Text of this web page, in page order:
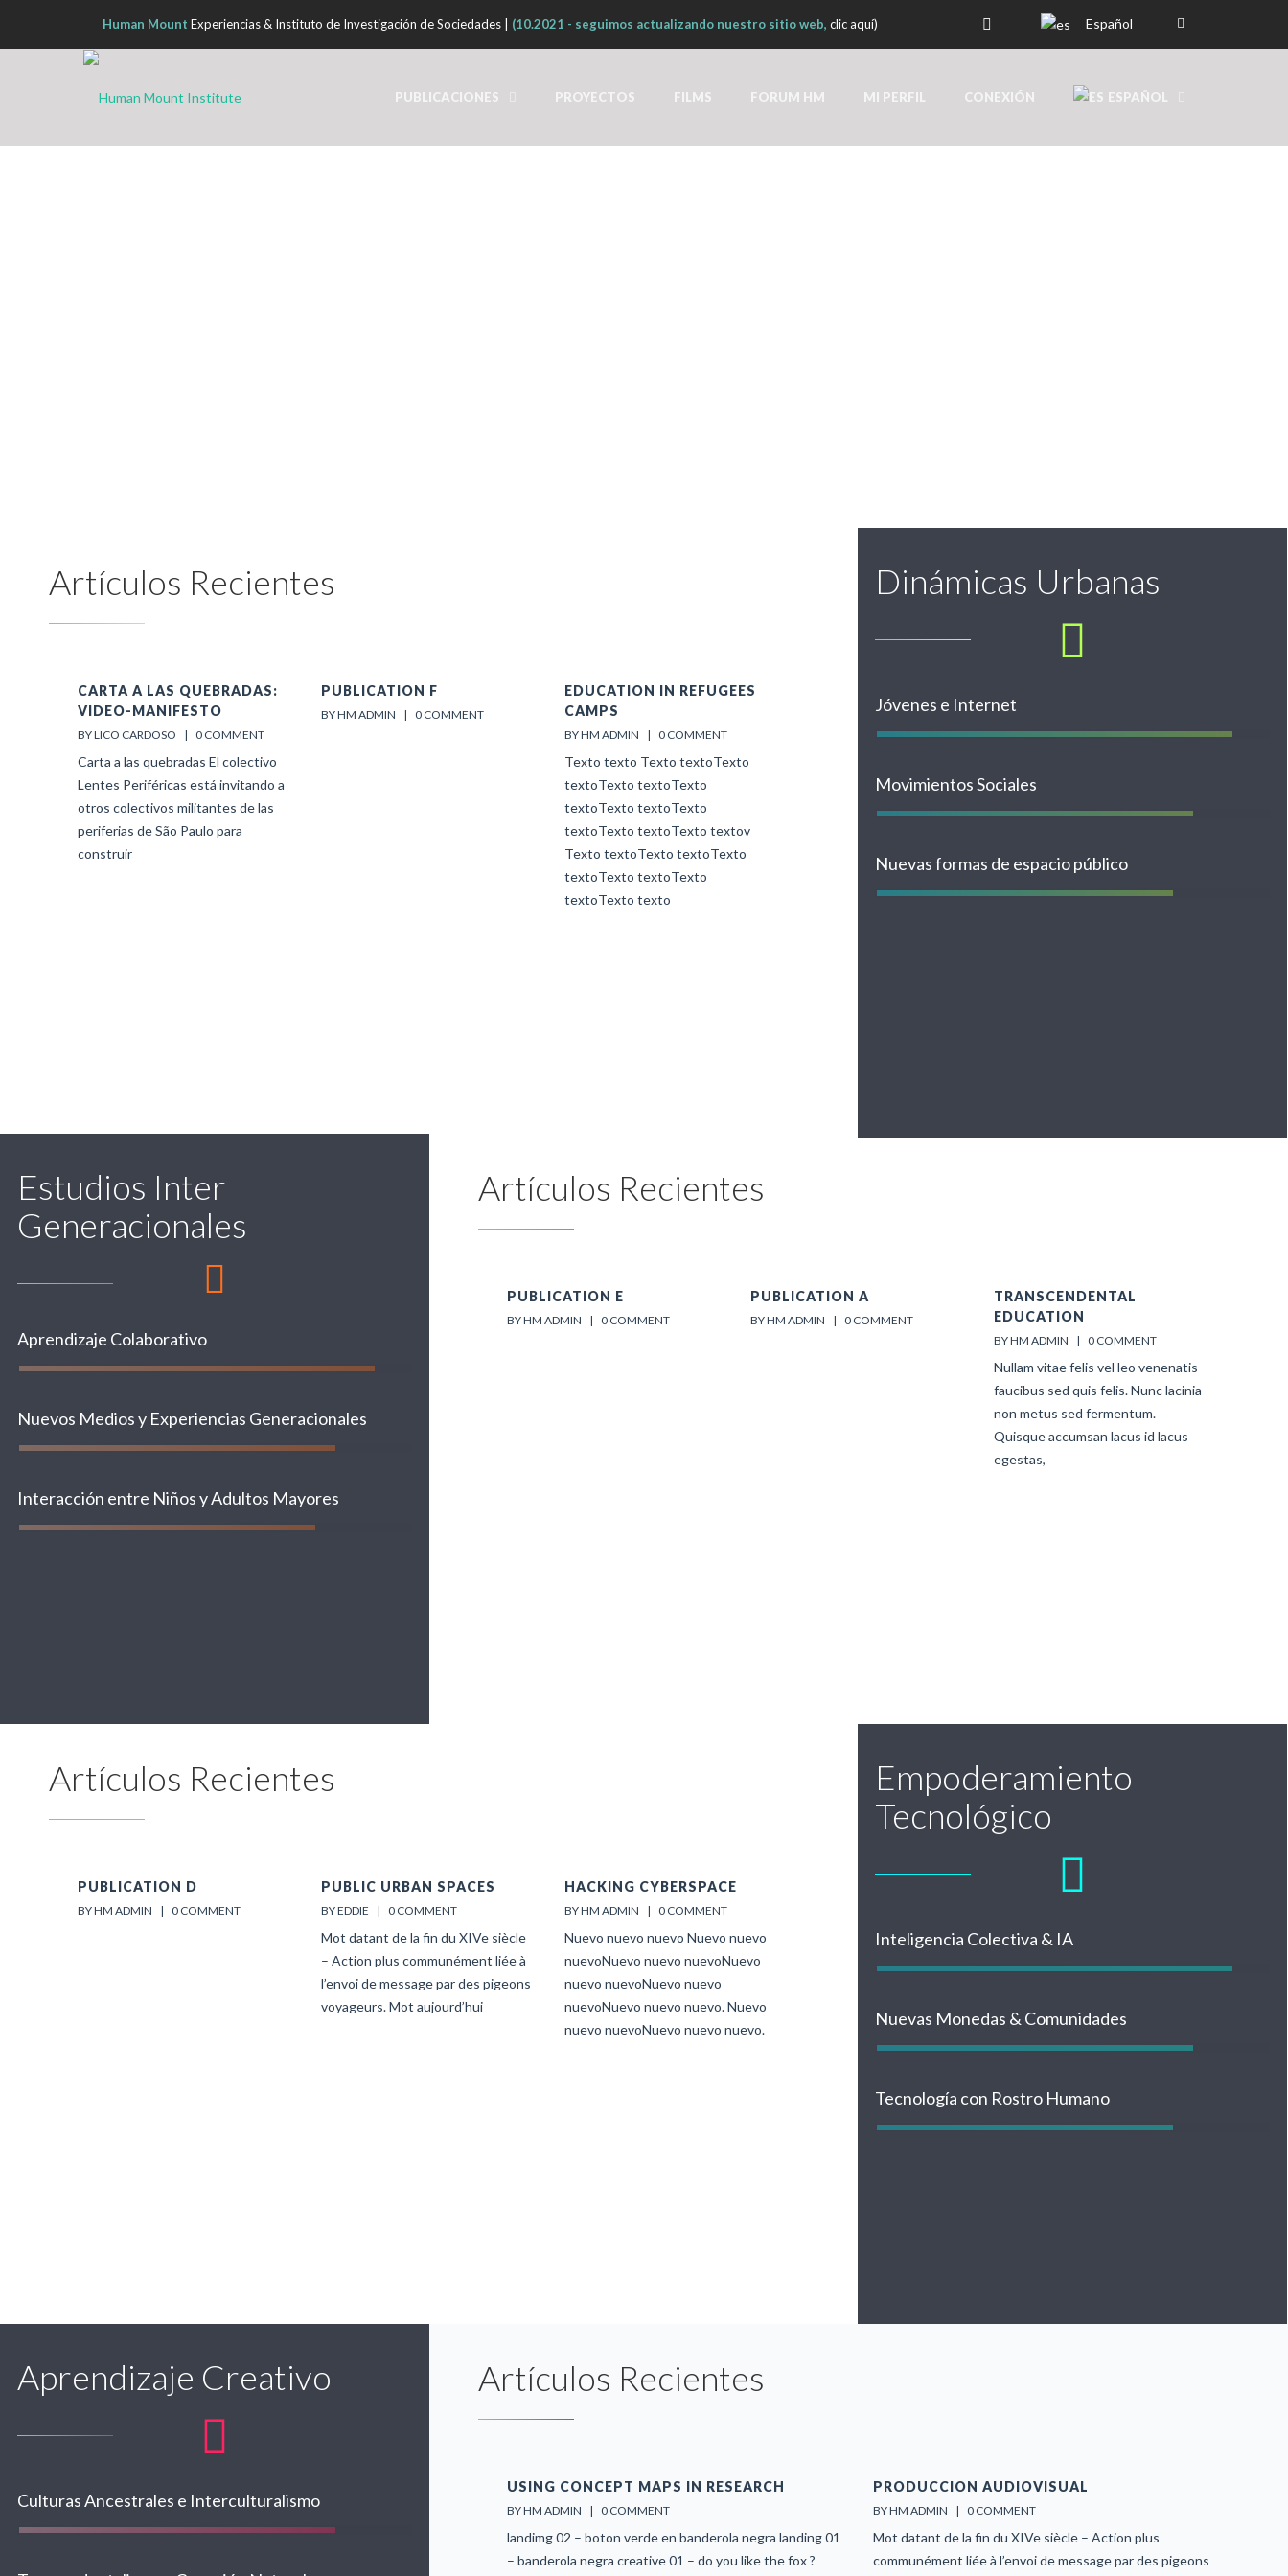
Español
Human Mount Experiencias & Instituto de Investigación de Sociedades | (10.2021 - seguimos actualizando nuestro sitio web, clic aquí)
PUBLICACIONES PROYECTOS FILMS FORUM HM MI PERFIL CONEXIÓN ESPAÑOL
Artículos Recientes
CARTA A LAS QUEBRADAS:
VIDEO-MANIFESTO
BY LICO CARDOSO    | 0 COMMENT
Carta a las quebradas El colectivo
Lentes Periféricas está invitando a
otros colectivos militantes de las
periferias de São Paulo para
construir
PUBLICATION F
BY HM ADMIN    | 0 COMMENT
EDUCATION IN REFUGEES
CAMPS
BY HM ADMIN    | 0 COMMENT
Texto texto Texto textoTexto
textoTexto textoTexto
textoTexto textoTexto
textoTexto textoTexto textov
Texto textoTexto textoTexto
textoTexto textoTexto
textoTexto texto
Dinámicas Urbanas
Jóvenes e Internet
Movimientos Sociales
Nuevas formas de espacio público
Estudios Inter
Generacionales
Aprendizaje Colaborativo
Nuevos Medios y Experiencias Generacionales
Interacción entre Niños y Adultos Mayores
Artículos Recientes
PUBLICATION E
BY HM ADMIN    | 0 COMMENT
PUBLICATION A
BY HM ADMIN    | 0 COMMENT
TRANSCENDENTAL
EDUCATION
BY HM ADMIN    | 0 COMMENT
Nullam vitae felis vel leo venenatis
faucibus sed quis felis. Nunc lacinia
non metus sed fermentum.
Quisque accumsan lacus id lacus
egestas,
Artículos Recientes
PUBLICATION D
BY HM ADMIN    | 0 COMMENT
PUBLIC URBAN SPACES
BY EDDIE    | 0 COMMENT
Mot datant de la fin du XIVe siècle
– Action plus communément liée à
l’envoi de message par des pigeons
voyageurs. Mot aujourd’hui
HACKING CYBERSPACE
BY HM ADMIN    | 0 COMMENT
Nuevo nuevo nuevo Nuevo nuevo
nuevoNuevo nuevo nuevoNuevo
nuevo nuevoNuevo nuevo
nuevoNuevo nuevo nuevo. Nuevo
nuevo nuevoNuevo nuevo nuevo.
Empoderamiento
Tecnológico
Inteligencia Colectiva & IA
Nuevas Monedas & Comunidades
Tecnología con Rostro Humano
Aprendizaje Creativo
Culturas Ancestrales e Interculturalismo
Artículos Recientes
USING CONCEPT MAPS IN RESEARCH
BY HM ADMIN    | 0 COMMENT
landimg 02 – boton verde en banderola negra landing 01
– banderola negra creative 01 – do you like the fox ?
PRODUCCION AUDIOVISUAL
BY HM ADMIN    | 0 COMMENT
Mot datant de la fin du XIVe siècle – Action plus
communément liée à l’envoi de message par des pigeons